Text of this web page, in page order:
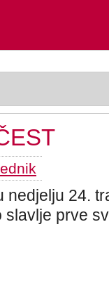
24.
prve